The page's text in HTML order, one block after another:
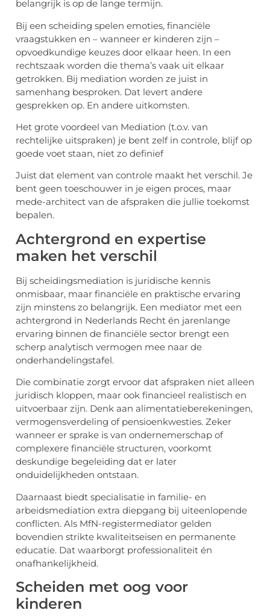
belangrijk is op de lange termijn.
Bij een scheiding spelen emoties, financiële
vraagstukken en – wanneer er kinderen zijn –
opvoedkundige keuzes door elkaar heen. In een
rechtszaak worden die thema’s vaak uit elkaar
getrokken. Bij mediation worden ze juist in
samenhang besproken. Dat levert andere
gesprekken op. En andere uitkomsten.
Het grote voordeel van Mediation (t.o.v. van
rechtelijke uitspraken) je bent zelf in controle, blijf op
goede voet staan, niet zo definief
Juist dat element van controle maakt het verschil. Je
bent geen toeschouwer in je eigen proces, maar
mede-architect van de afspraken die jullie toekomst
bepalen.
Achtergrond en expertise
maken het verschil
Bij scheidingsmediation is juridische kennis
onmisbaar, maar financiële en praktische ervaring
zijn minstens zo belangrijk. Een mediator met een
achtergrond in Nederlands Recht én jarenlange
ervaring binnen de financiële sector brengt een
scherp analytisch vermogen mee naar de
onderhandelingstafel.
Die combinatie zorgt ervoor dat afspraken niet alleen
juridisch kloppen, maar ook financieel realistisch en
uitvoerbaar zijn. Denk aan alimentatieberekeningen,
vermogensverdeling of pensioenkwesties. Zeker
wanneer er sprake is van ondernemerschap of
complexere financiële structuren, voorkomt
deskundige begeleiding dat er later
onduidelijkheden ontstaan.
Daarnaast biedt specialisatie in familie- en
arbeidsmediation extra diepgang bij uiteenlopende
conflicten. Als MfN-registermediator gelden
bovendien strikte kwaliteitseisen en permanente
educatie. Dat waarborgt professionaliteit én
onafhankelijkheid.
Scheiden met oog voor
kinderen